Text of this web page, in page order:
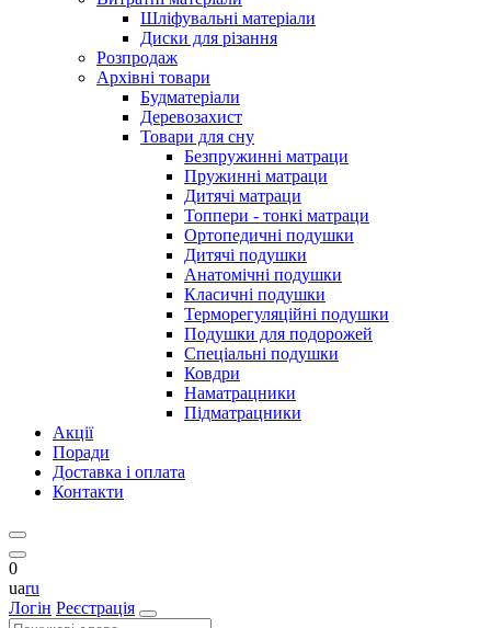
Шліфувальні матеріали
Диски для різання
Розпродаж
Архівні товари
Будматеріали
Деревозахист
Товари для сну
Безпружинні матраци
Пружинні матраци
Дитячі матраци
Топпери - тонкі матраци
Ортопедичні подушки
Дитячі подушки
Анатомічні подушки
Класичні подушки
Терморегуляційні подушки
Подушки для подорожей
Спеціальні подушки
Ковдри
Наматрацники
Підматрацники
Акції
Поради
Доставка і оплата
Контакти
0
uaru
Логін Реєстрація